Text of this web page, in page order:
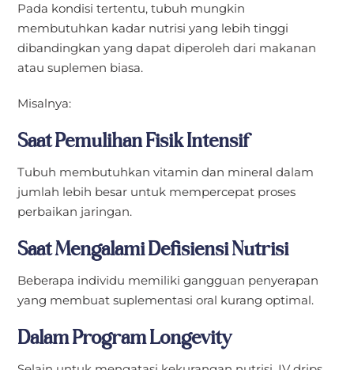
Pada kondisi tertentu, tubuh mungkin
membutuhkan kadar nutrisi yang lebih tinggi
dibandingkan yang dapat diperoleh dari makanan
atau suplemen biasa.
Misalnya:
Saat Pemulihan Fisik Intensif
Tubuh membutuhkan vitamin dan mineral dalam
jumlah lebih besar untuk mempercepat proses
perbaikan jaringan.
Saat Mengalami Defisiensi Nutrisi
Beberapa individu memiliki gangguan penyerapan
yang membuat suplementasi oral kurang optimal.
Dalam Program Longevity